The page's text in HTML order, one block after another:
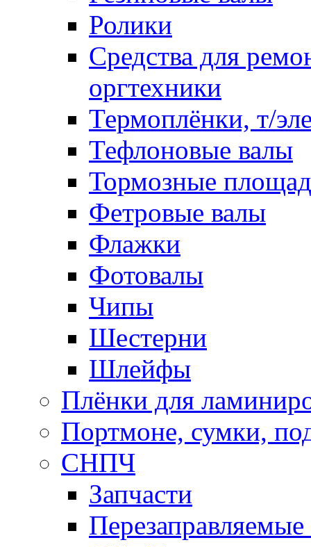
Ролики
Средства для
оргтехники
Термоплёнки, т/
Тефлоновые валы
Тормозные
Фетровые валы
Флажки
Фотовалы
Чипы
Шестерни
Шлейфы
Плёнки для
Портмоне, сумки,
СНПЧ
Запчасти
Перезаправляемые